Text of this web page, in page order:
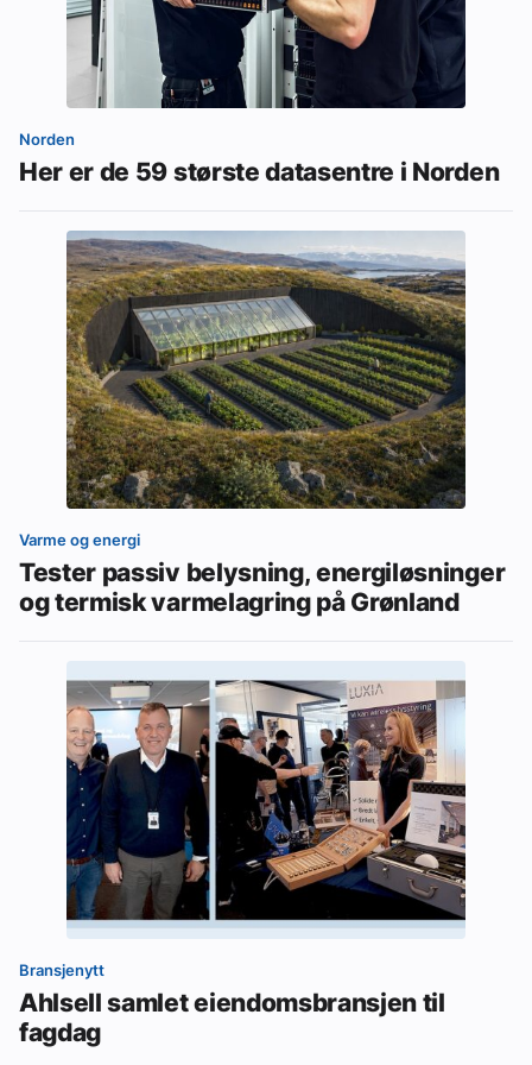
Norden
Her er de 59 største datasentre i Norden
Varme og energi
Tester passiv belysning, energiløsninger
og termisk varmelagring på Grønland
Bransjenytt
Ahlsell samlet eiendomsbransjen til
fagdag